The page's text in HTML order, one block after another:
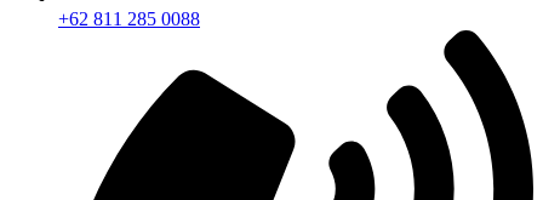
+62 811 285 0088